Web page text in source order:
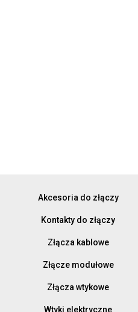
Akcesoria do złączy
Kontakty do złączy
Złącza kablowe
Złącze modułowe
Złącza wtykowe
Wtyki elektryczne